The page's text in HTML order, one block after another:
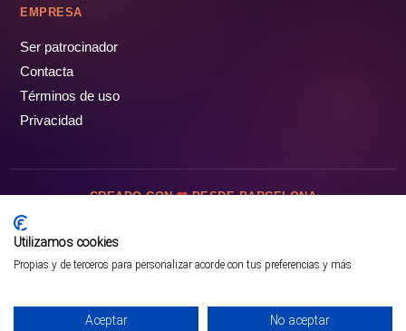
EMPRESA
Ser patrocinador
Contacta
Términos de uso
Privacidad
CREADO CON DESDE BARCELONA
Utilizamos cookies
Propias y de terceros para personalizar acorde con tus preferencias y más
Aceptar No aceptar